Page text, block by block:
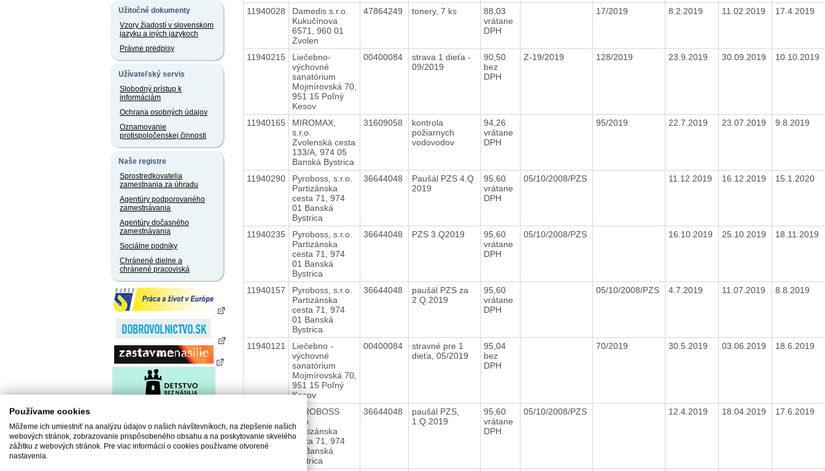
Užitočné dokumenty
Vzory žiadostí v slovenskom
jazyku a iných jazykoch
Právne predpisy
Užívateľský servis
Slobodný prístup k
informáciám
Ochrana osobných údajov
Oznamovanie
protispoločenskej činnosti
Naše registre
Sprostredkovatelia
zamestnania za úhradu
Agentúry podporovaného
zamestnávania
Agentúry dočasného
zamestnávania
Sociálne podniky
Chránené dielne a
chránené pracoviská
11940028
Damedis s.r.o.
Kukučínova
6571, 960 01
Zvolen
47864249 tonery, 7 ks
88,03
vrátane
DPH
17/2019 8.2.2019 11.02.2019 17.4.2019
11940215
Liečebno-
výchovné
sanatórium
Mojmírovská 70,
951 15 Poľný
Kesov
00400084
strava 1 dieťa -
09/2019
90,50
bez
DPH
Z-19/2019 128/2019 23.9.2019 30.09.2019 10.10.2019
11940165
MIROMAX,
s.r.o.
Zvolenská cesta
133/A, 974 05
Banská Bystrica
31609058
kontrola
požiarnych
vodovodov
94,26
vrátane
DPH
95/2019 22.7.2019 23.07.2019 9.8.2019
11940290
Pyroboss, s.r.o.
Partizánska
cesta 71, 974
01 Banská
Bystrica
36644048
Paušál PZS 4.Q
2019
95,60
vrátane
DPH
05/10/2008/PZS 11.12.2019 16.12.2019 15.1.2020
11940235
Pyroboss, s.r.o.
Partizánska
cesta 71, 974
01 Banská
Bystrica
36644048 PZS 3.Q2019
95,60
vrátane
DPH
05/10/2008/PZS 16.10.2019 25.10.2019 18.11.2019
11940157
Pyroboss, s.r.o.
Partizánska
cesta 71, 974
01 Banská
Bystrica
36644048
paušál PZS za
2.Q.2019
95,60
vrátane
DPH
05/10/2008/PZS 4.7.2019 11.07.2019 8.8.2019
11940121
Liečebno -
výchovné
sanatórium
Mojmírovská 70,
951 15 Poľný
Kesov
00400084
stravné pre 1
dieťa, 05/2019
95,04
bez
DPH
70/2019 30.5.2019 03.06.2019 18.6.2019
PYROBOSS
s.r.o.
Partizánska
cesta 71, 974
01 Banská
Bystrica
36644048
paušál PZS,
1.Q.2019
95,60
vrátane
DPH
05/10/2008/PZS 12.4.2019 18.04.2019 17.6.2019
Používame cookies
Môžeme ich umiestniť na analýzu údajov o našich návštevníkoch, na zlepšenie našich
webových stránok, zobrazovanie prispôsobeného obsahu a na poskytovanie skvelého
zážitku z webových stránok. Pre viac informácií o cookies používame otvorené
nastavenia.